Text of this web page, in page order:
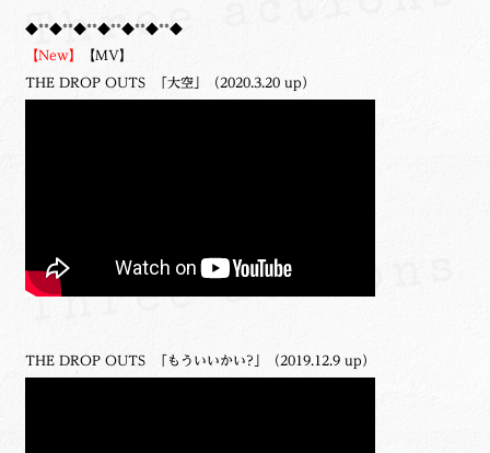
◆**◆**◆**◆**◆**◆**◆
【New】 【MV】
THE DROP OUTS 「大空」（2020.3.20 up）
THE DROP OUTS 「もういいかい?」（2019.12.9 up）